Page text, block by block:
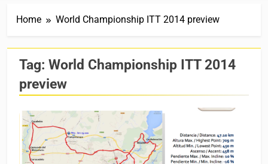
Home World Championship ITT 2014 preview
Tag: World Championship ITT 2014
preview